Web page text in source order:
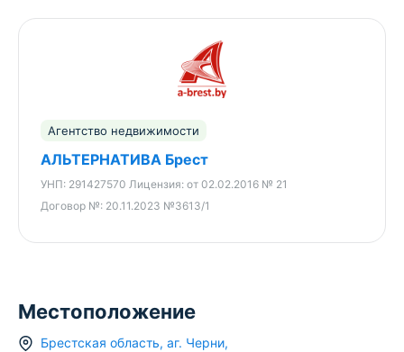
Агентство недвижимости
АЛЬТЕРНАТИВА Брест
УНП: 291427570 Лицензия: от 02.02.2016 № 21
Договор №: 20.11.2023 №3613/1
Местоположение
Брестская область, аг. Черни,